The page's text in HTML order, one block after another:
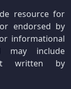
resource for
endorsed by
informational
may include
written by